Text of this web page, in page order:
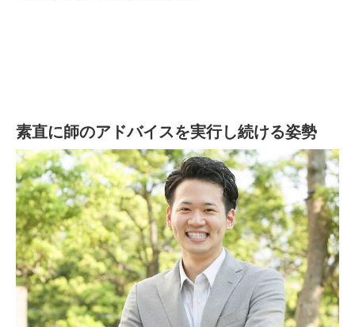
素直に師のアドバイスを実行し続ける姿勢